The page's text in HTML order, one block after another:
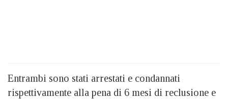
Entrambi sono stati arrestati e condannati
rispettivamente alla pena di 6 mesi di reclusione e